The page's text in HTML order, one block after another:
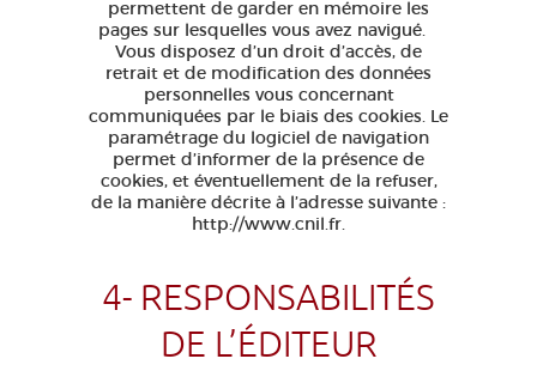
permettent de garder en mémoire les
pages sur lesquelles vous avez navigué.
Vous disposez d’un droit d’accès, de
retrait et de modification des données
personnelles vous concernant
communiquées par le biais des cookies. Le
paramétrage du logiciel de navigation
permet d’informer de la présence de
cookies, et éventuellement de la refuser,
de la manière décrite à l’adresse suivante :
http://www.cnil.fr.
4- RESPONSABILITÉS
DE L’ÉDITEUR